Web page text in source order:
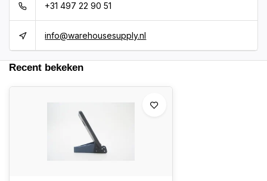
+31 497 22 90 51
info@warehousesupply.nl
Recent bekeken